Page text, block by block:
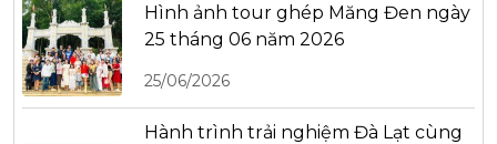
Hình ảnh tour ghép Măng Đen ngày
25 tháng 06 năm 2026
25/06/2026
Hành trình trải nghiệm Đà Lạt cùng